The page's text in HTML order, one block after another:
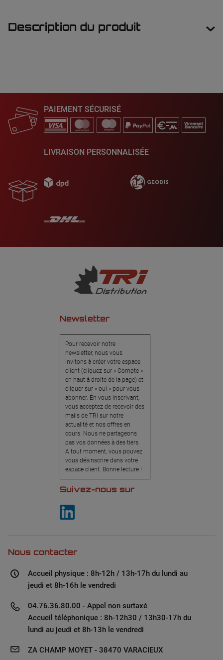
Description du produit
PAIEMENT SÉCURISÉ
LIVRAISON PERSONNALISÉE
Newsletter
Pour recevoir notre
newsletter, nous vous
invitons à créer votre espace
client (cliquez sur « Compte »
en haut à droite de la page) et
cliquer sur « oui » pour vous
abonner. En vous inscrivant,
vous acceptez de recevoir des
mails de TRI sur notre
actualité et nos offres en
cours. Nous ne partageons
pas vos données à des tiers.
A tout moment, vous pouvez
vous désinscrire dans votre
espace client. Bonne lecture !
Suivez-nous sur
Nous contacter
Accueil physique : 8h-12h / 13h-17h du lundi au
jeudi et 8h-16h le vendredi
04.76.36.80.00 - Appel non surtaxé
Accueil téléphonique : 8h-12h30 / 13h30-17h du
lundi au jeudi et 8h-13h le vendredi
ZA CHAMP MOYET - 38470 VARACIEUX